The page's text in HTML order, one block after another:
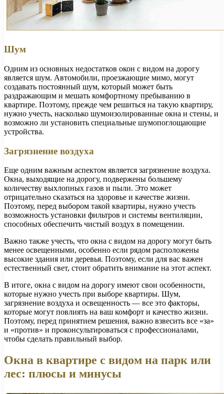
Шум
Одним из основных недостатков окон с видом на дорогу
является шум. Автомобили, проезжающие мимо, могут
создавать постоянный шум, который может быть
раздражающим и мешать комфортному пребыванию в
квартире. Поэтому, прежде чем решиться на такую квартиру,
нужно учесть, насколько шумоизолированные окна и стены, и
возможно ли установить специальные шумопоглощающие
устройства.
Загрязнение воздуха
Еще одним важным аспектом является загрязнение воздуха.
Окна, выходящие на дорогу, подвержены большему
количеству выхлопных газов и пыли. Это может
отрицательно сказаться на здоровье и качестве жизни.
Поэтому, перед выбором такой квартиры, нужно учесть
возможность установки фильтров и системы вентиляции,
способных обеспечить чистый воздух в помещении.
Важно также учесть, что окна с видом на дорогу могут быть
менее освещенными, особенно если рядом расположены
высокие здания или деревья. Поэтому, если для вас важен
естественный свет, стоит обратить внимание на этот аспект.
В итоге, окна с видом на дорогу имеют свои особенности,
которые нужно учесть при выборе квартиры. Шум,
загрязнение воздуха и освещенность — все это факторы,
которые могут повлиять на ваш комфорт и качество жизни.
Поэтому, перед принятием решения, важно взвесить все «за»
и «против» и проконсультироваться с профессионалами,
чтобы сделать правильный выбор.
Окна в квартире с видом на парк или
лес: плюсы и минусы